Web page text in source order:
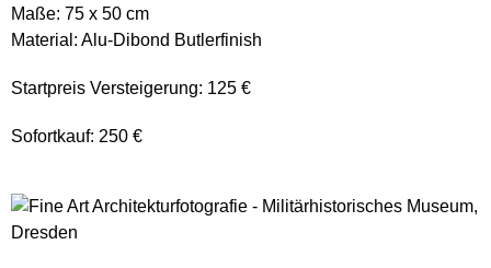
Maße: 75 x 50 cm
Material: Alu-Dibond Butlerfinish
Startpreis Versteigerung: 125 €
Sofortkauf: 250 €